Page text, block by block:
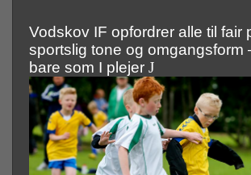
Vodskov IF opfordrer alle til fair
sportslig tone og omgangsform
bare som I plejer J